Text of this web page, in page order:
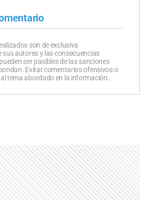
son de exclusiva
sus autores y las consecuencias
ser pasibles de las sanciones
Evitar comentarios ofensivos o
tema abordado en la información.